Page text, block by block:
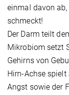
einmal davon
schmeckt!
Der Darm teilt
Mikrobiom setzt
Gehirns von
Hirn-Achse
Angst sowie der